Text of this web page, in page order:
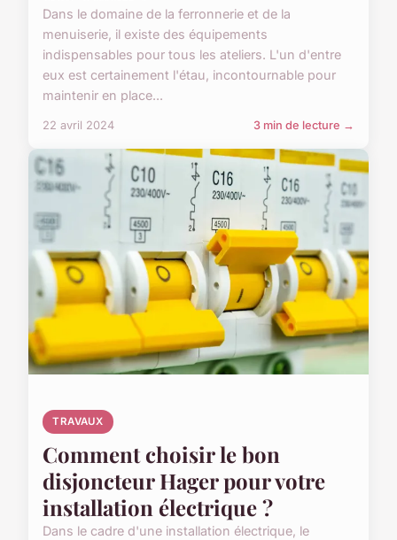
Dans le domaine de la ferronnerie et de la
menuiserie, il existe des équipements
indispensables pour tous les ateliers. L'un d'entre
eux est certainement l'étau, incontournable pour
maintenir en place...
22 avril 2024 3 min de lecture →
TRAVAUX
Comment choisir le bon
disjoncteur Hager pour votre
installation électrique ?
Dans le cadre d'une installation électrique, le